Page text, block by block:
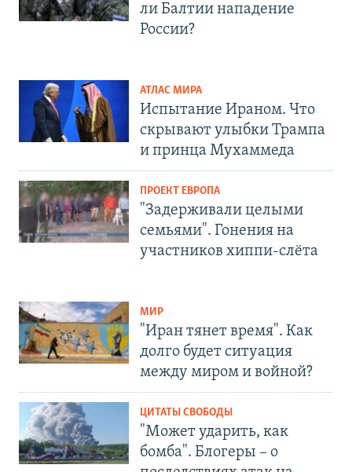
ли Балтии нападение
России?
АТЛАС МИРА
Испытание Ираном. Что
скрывают улыбки Трампа
и принца Мухаммеда
ПРОЕКТ ЕВРОПА
"Задерживали целыми
семьями". Гонения на
участников хиппи-слёта
МИР
"Иран тянет время". Как
долго будет ситуация
между миром и войной?
ЦИТАТЫ СВОБОДЫ
"Может ударить, как
бомба". Блогеры – о